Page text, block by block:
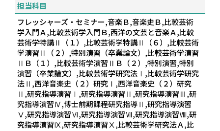
担当科目
フレッシャーズ・セミナー,音楽Ｂ,音楽史Ｂ,比較芸術
学入門Ａ,比較芸術学入門Ｂ,西洋の文芸と音楽Ａ,比較
芸術学特講Ⅱ（１）,比較芸術学特講Ⅱ（６）,比較芸術
学演習Ⅱ（２）,特別演習（卒業論文）,比較芸術学演習
ⅡＢ（１）,比較芸術学演習ⅡＢ（２）,特別演習,特別
演習（卒業論文）,比較芸術学研究法Ⅰ,比較芸術学研究
法Ⅱ,西洋音楽史（２）研究Ⅰ,西洋音楽史（２）研究
Ⅱ,研究指導演習Ⅰ,研究指導演習Ⅱ,研究指導演習Ⅲ,研
究指導演習Ⅳ,博士前期課程研究指導Ⅱ,研究指導演習
Ⅴ,研究指導演習Ⅵ,研究指導演習Ⅶ,研究指導演習Ⅷ,研
究指導演習Ⅸ,研究指導演習Ⅹ,比較芸術学研究法Ａ,比